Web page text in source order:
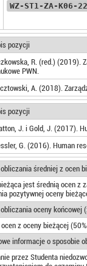
WZ-ST1-ZA-K06-
pozycji
R. (red.) (2019).
PWN.
A. (2018).
pozycji
J. i Gold, J. (2017).
G. (2016). Human
średniej z ocen
jest średnią ocen z
pozytywnej oceny
oceny
ocen z oceny bieżącej
informacje o sposobie
przez Studenta